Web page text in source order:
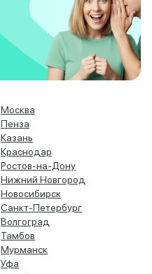
Москва
Пенза
Казань
Краснодар
Ростов-на-Дону
Нижний Новгород
Новосибирск
Санкт-Петербург
Волгоград
Тамбов
Мурманск
Уфа